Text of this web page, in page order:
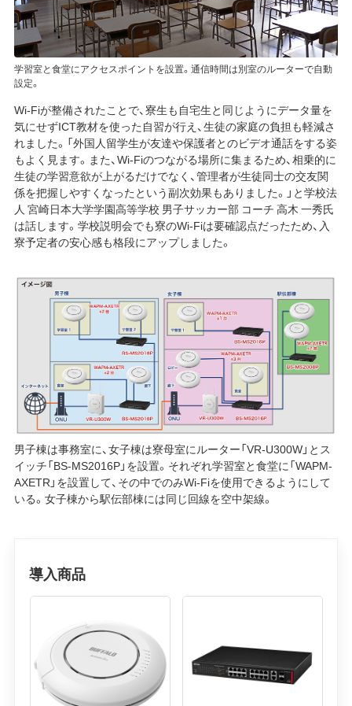
学習室と食堂にアクセスポイントを設置。通信時間は別室のルーターで自動
設定。
Wi-Fiが整備されたことで、寮生も自宅生と同じようにデータ量を
気にせずICT教材を使った自習が行え、生徒の家庭の負担も軽減さ
れました。「外国人留学生が友達や保護者とのビデオ通話をする姿
もよく見ます。また、Wi-Fiのつながる場所に集まるため、相乗的に
生徒の学習意欲が上がるだけでなく、管理者が生徒同士の交友関
係を把握しやすくなったという副次効果もありました。」と学校法
人 宮崎日本大学学園高等学校 男子サッカー部 コーチ 高木 一秀氏
は話します。学校説明会でも寮のWi-Fiは要確認点だったため、入
寮予定者の安心感も格段にアップしました。
男子棟は事務室に、女子棟は寮母室にルーター「VR-U300W」とス
イッチ「BS-MS2016P」を設置。それぞれ学習室と食堂に「WAPM-
AXETR」を設置して、その中でのみWi-Fiを使用できるようにして
いる。女子棟から駅伝部棟には同じ回線を空中架線。
導入商品